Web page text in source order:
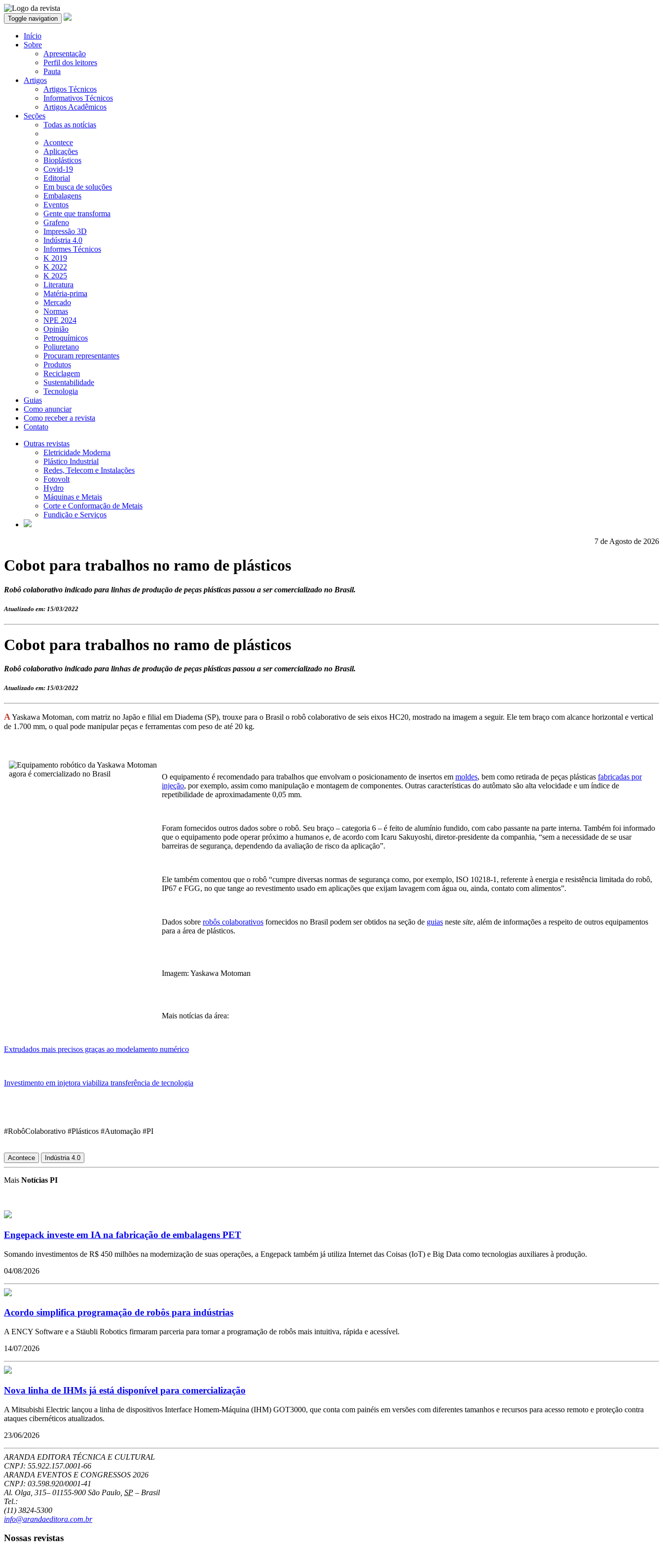
Toggle navigation
Início
Sobre
Apresentação
Perfil dos leitores
Pauta
Artigos
Artigos Técnicos
Informativos Técnicos
Artigos Acadêmicos
Seções
Todas as notícias
Acontece
Aplicações
Bioplásticos
Covid-19
Editorial
Em busca de soluções
Embalagens
Eventos
Gente que transforma
Grafeno
Impressão 3D
Indústria 4.0
Informes Técnicos
K 2019
K 2022
K 2025
Literatura
Matéria-prima
Mercado
Normas
NPE 2024
Opinião
Petroquímicos
Poliuretano
Procuram representantes
Produtos
Reciclagem
Sustentabilidade
Tecnologia
Guias
Como anunciar
Como receber a revista
Contato
Outras revistas
Eletricidade Moderna
Plástico Industrial
Redes, Telecom e Instalações
Fotovolt
Hydro
Máquinas e Metais
Corte e Conformação de Metais
Fundição e Serviços
7 de Agosto de 2026
Cobot para trabalhos no ramo de plásticos
Robô colaborativo indicado para linhas de produção de peças plásticas passou a ser comercializado no Brasil.
Atualizado em: 15/03/2022
Cobot para trabalhos no ramo de plásticos
Robô colaborativo indicado para linhas de produção de peças plásticas passou a ser comercializado no Brasil.
Atualizado em: 15/03/2022
AYaskawa Motoman, com matriz no Japão e filial em Diadema (SP), trouxe para o Brasil o robô colaborativo de seis eixos HC20, mostrado na imagem a seguir. Ele tem braço com alcance horizontal e vertical
de 1.700 mm, o qual pode manipular peças e ferramentas com peso de até 20 kg.
O equipamento é recomendado para trabalhos que envolvam o posicionamento de insertos em moldes, bem como retirada de peças plásticas fabricadas por
injeção, por exemplo, assim como manipulação e montagem de componentes. Outras características do autômato são alta velocidade e um índice de
repetibilidade de aproximadamente 0,05 mm.
Foram fornecidos outros dados sobre o robô. Seu braço – categoria 6 – é feito de alumínio fundido, com cabo passante na parte interna. Também foi informado
que o equipamento pode operar próximo a humanos e, de acordo com Icaru Sakuyoshi, diretor-presidente da companhia, “sem a necessidade de se usar
barreiras de segurança, dependendo da avaliação de risco da aplicação”.
Ele também comentou que o robô “cumpre diversas normas de segurança como, por exemplo, ISO 10218-1, referente à energia e resistência limitada do robô,
IP67 e FGG, no que tange ao revestimento usado em aplicações que exijam lavagem com água ou, ainda, contato com alimentos”.
Dados sobre robôs colaborativos fornecidos no Brasil podem ser obtidos na seção de guias neste site, além de informações a respeito de outros equipamentos
para a área de plásticos.
Imagem: Yaskawa Motoman
Mais notícias da área:
Extrudados mais precisos graças ao modelamento numérico
Investimento em injetora viabiliza transferência de tecnologia
#RobôColaborativo #Plásticos #Automação #PI
Acontece Indústria 4.0
Mais Notícias PI
Engepack investe em IA na fabricação de embalagens PET
Somando investimentos de R$ 450 milhões na modernização de suas operações, a Engepack também já utiliza Internet das Coisas (IoT) e Big Data como tecnologias auxiliares à produção.
04/08/2026
Acordo simplifica programação de robôs para indústrias
A ENCY Software e a Stäubli Robotics firmaram parceria para tornar a programação de robôs mais intuitiva, rápida e acessível.
14/07/2026
Nova linha de IHMs já está disponível para comercialização
A Mitsubishi Electric lançou a linha de dispositivos Interface Homem-Máquina (IHM) GOT3000, que conta com painéis em versões com diferentes tamanhos e recursos para acesso remoto e proteção contra
ataques cibernéticos atualizados.
23/06/2026
ARANDA EDITORA TÉCNICA E CULTURAL
CNPJ: 55.922.157.0001-66
ARANDA EVENTOS E CONGRESSOS 2026
CNPJ: 03.598.920/0001-41
Al. Olga, 315– 01155-900 São Paulo SP – Brasil
Tel.:
(11) 3824-5300
info@arandaeditora.com.br
Nossas revistas